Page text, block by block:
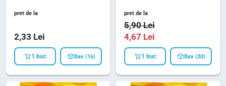
pret de la
2,33 Lei
1 buc Bax (16)
pret de la
5,90Lei
4,67 Lei
1 buc Bax (20)